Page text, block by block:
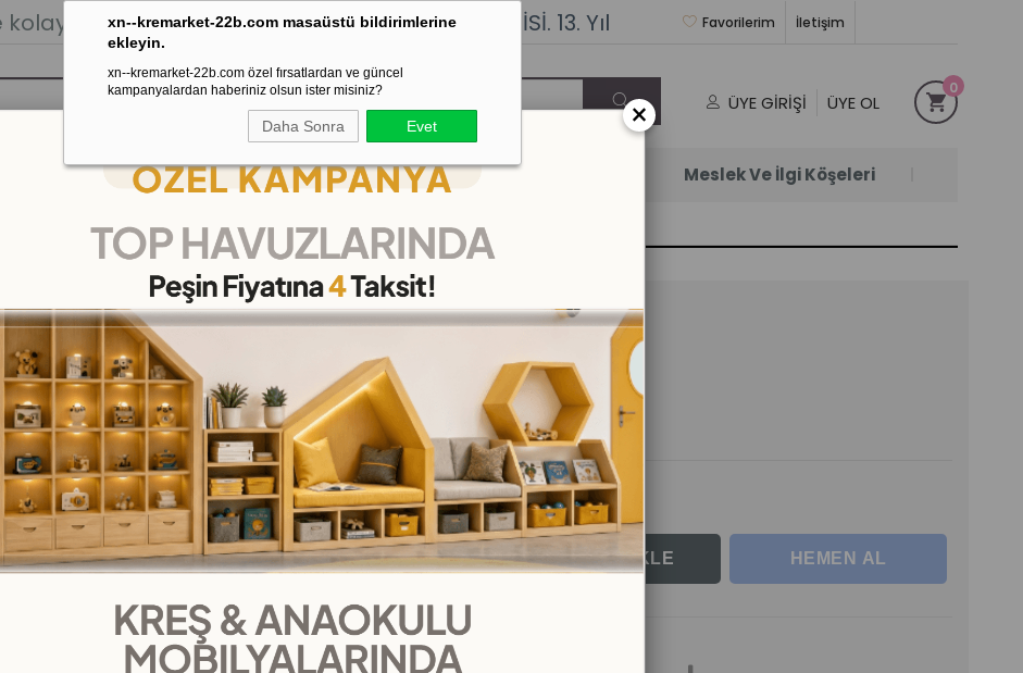
xn--kremarket-22b.com masaüstü bildirimlerine
ekleyin.
xn--kremarket-22b.com özel fırsatlardan ve güncel
kampanyalardan haberiniz olsun ister misiniz?
Daha Sonra Evet
Stoktan Gönderim.% 100İADEGARANTİSİ. 13. Yıl İletişim
Favorilerim
ÜYE GIRIŞI ÜYE OL
0
Odası Kaydırak Salıncak Tahterevalli Çok Satanlar Meslek Ve İlgi Köşeleri
193 cm
Körüklü Parmak Koruma 193 cm
(KMSSL01)
₺980,00 (KDV Dahil)
₺81,67 `den başlayan taksitlerle
×